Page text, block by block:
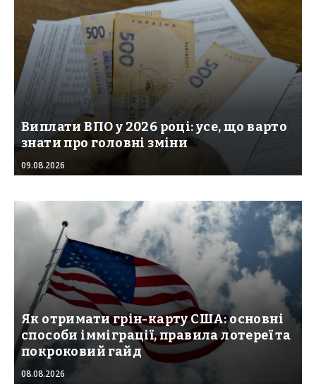
Виплати ВПО у 2026 році: усе, що варто
знати про головні зміни
09.08.2026
Як отримати грін-карту США: основні
способи імміграції, правила лотереї та
покроковий гайд
08.08.2026